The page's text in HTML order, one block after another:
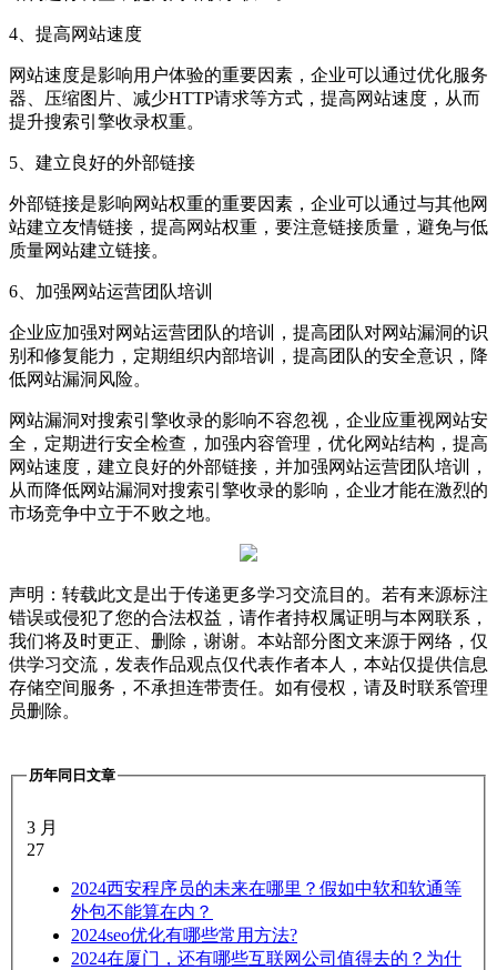
4、提高网站速度
网站速度是影响用户体验的重要因素，企业可以通过优化服务
器、压缩图片、减少HTTP请求等方式，提高网站速度，从而
提升搜索引擎收录权重。
5、建立良好的外部链接
外部链接是影响网站权重的重要因素，企业可以通过与其他网
站建立友情链接，提高网站权重，要注意链接质量，避免与低
质量网站建立链接。
6、加强网站运营团队培训
企业应加强对网站运营团队的培训，提高团队对网站漏洞的识
别和修复能力，定期组织内部培训，提高团队的安全意识，降
低网站漏洞风险。
网站漏洞对搜索引擎收录的影响不容忽视，企业应重视网站安
全，定期进行安全检查，加强内容管理，优化网站结构，提高
网站速度，建立良好的外部链接，并加强网站运营团队培训，
从而降低网站漏洞对搜索引擎收录的影响，企业才能在激烈的
市场竞争中立于不败之地。
声明：转载此文是出于传递更多学习交流目的。若有来源标注
错误或侵犯了您的合法权益，请作者持权属证明与本网联系，
我们将及时更正、删除，谢谢。本站部分图文来源于网络，仅
供学习交流，发表作品观点仅代表作者本人，本站仅提供信息
存储空间服务，不承担连带责任。如有侵权，请及时联系管理
员删除。
历年同日文章
3 月
27
2024西安程序员的未来在哪里？假如中软和软通等
外包不能算在内？
2024seo优化有哪些常用方法?
2024在厦门，还有哪些互联网公司值得去的？为什